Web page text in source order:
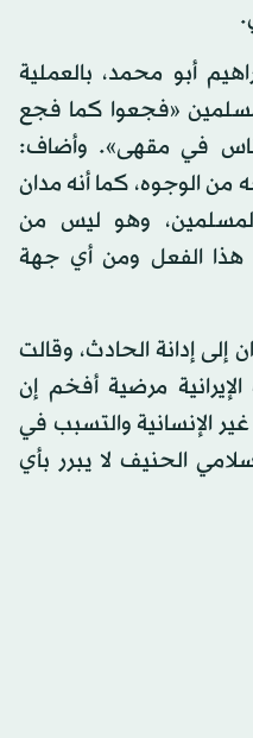
أبو محمد، بالعملية
«فجعوا كما فجع
أناس في مقهى». وأضاف:
من الوجوه، كما أنه مدان
وهو ليس من
هذا الفعل ومن أي جهة
إدانة الحادث، وقالت
الإيرانية مرضية أفخم إن
الإنسانية والتسبب في
الحنيف لا يبرر بأي